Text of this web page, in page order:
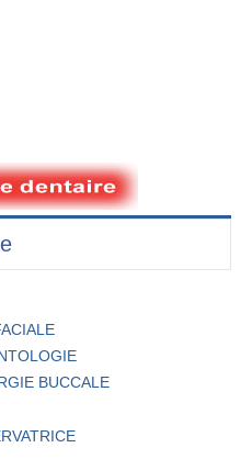
BUCCALE